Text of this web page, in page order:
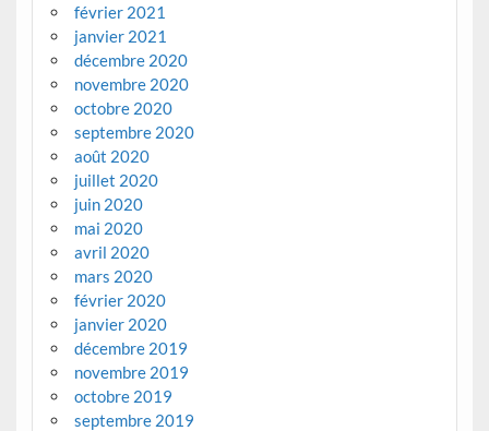
février 2021
janvier 2021
décembre 2020
novembre 2020
octobre 2020
septembre 2020
août 2020
juillet 2020
juin 2020
mai 2020
avril 2020
mars 2020
février 2020
janvier 2020
décembre 2019
novembre 2019
octobre 2019
septembre 2019